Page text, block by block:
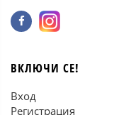
ВКЛЮЧИ СЕ!
Вход
Регистрация